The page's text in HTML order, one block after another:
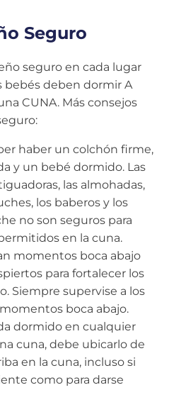
Seguro
seguro en cada lugar
bebés deben dormir A
CUNA. Más consejos
haber un colchón firme,
y un bebé dormido. Las
las almohadas,
los baberos y los
no son seguros para
en la cuna.
momentos boca abajo
para fortalecer los
Siempre supervise a los
boca abajo.
dormido en cualquier
cuna, debe ubicarlo de
en la cuna, incluso si
como para darse